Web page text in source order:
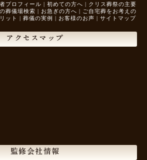
プロフィール | 初めての方へ | クリス葬祭の主要
葬儀場検索 | お急ぎの方へ | ご自宅葬をお考えの
ット | 葬儀の実例 | お客様のお声 | サイトマップ
アクセスマップ
監修会社情報